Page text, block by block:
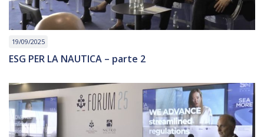
19/09/2025
ESG PER LA NAUTICA – parte 2